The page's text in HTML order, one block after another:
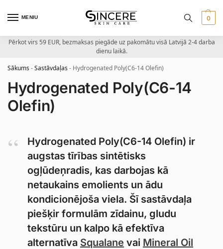
MENIU 0
Pērkot virs 59 EUR, bezmaksas piegāde uz pakomātu visā Latvijā 2-4 darba
dienu laikā.
Sākums-Sastāvdaļas- Hydrogenated Poly(C6-14 Olefin)
Hydrogenated Poly(C6-14
Olefin)
Hydrogenated Poly(C6-14 Olefin) ir
augstas tīrības sintētisks
ogļūdeņradis, kas darbojas kā
netaukains emolients un ādu
kondicionējoša viela. Šī sastāvdaļa
piešķir formulām zīdainu, gludu
tekstūru un kalpo kā efektīva
alternatīva Squalane vai Mineral Oil